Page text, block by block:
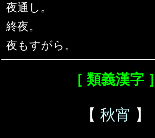
夜通し。
終夜。
夜もすがら。
［ 類義漢字 ］
【 秋宵 】